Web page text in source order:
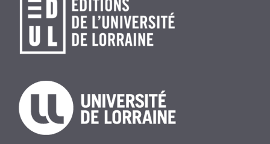
domaine de l’art et transposée dans celui de la science sous
l’impulsion de Bruno Latour jusqu’à ses résultats scientifiques
et ses effets sociaux sur les protagonistes eux-mêmes. Les
autrices participent ici à montrer de nouveaux schémas de
l’appui, que chacun peut prendre part aux progrès
scientifiques.